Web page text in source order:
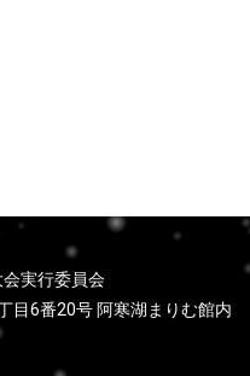
実行委員会
目6番20号 阿寒湖まりむ館内